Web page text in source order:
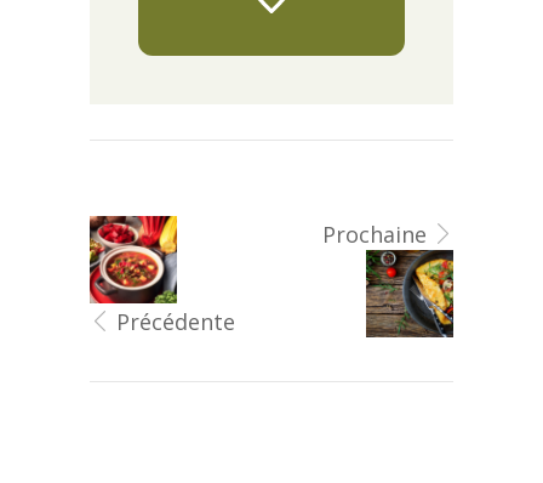
Précédente
Prochaine